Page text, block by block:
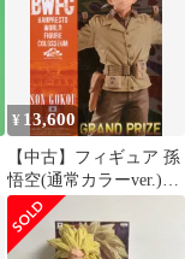
¥ 13,600
【中古】フィギュア 孫
悟空(通常カラーver.)
「ドラゴンボールZ」
BANPRESTO WORLD
FIGURE COLOSSEUM